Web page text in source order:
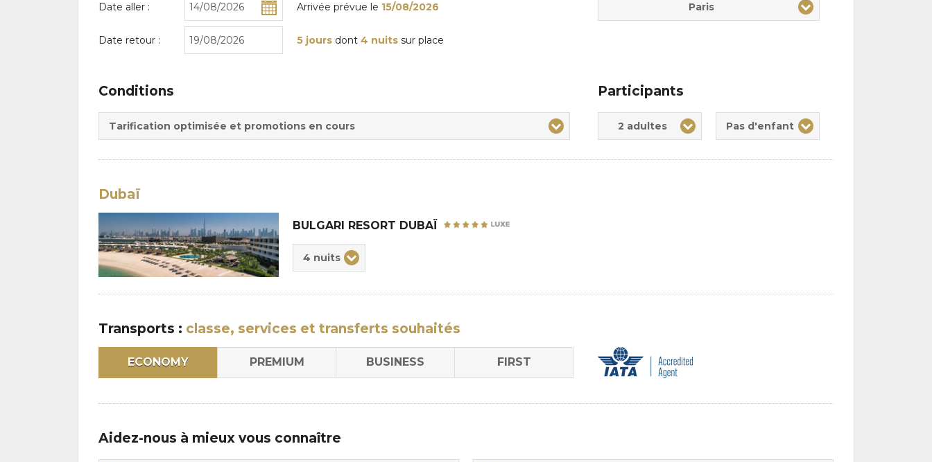
Date aller : Arrivée prévue le 15/08/2026
Date retour : 5 jours dont 4 nuits sur place
Paris
Conditions
Tarification optimisée et promotions en cours
Participants
2 adultes Pas d'enfant
Dubaï
BULGARI RESORT DUBAÏ
4 nuits
Transports : classe, services et transferts souhaités
ECONOMY PREMIUM BUSINESS FIRST
Aidez-nous à mieux vous connaître